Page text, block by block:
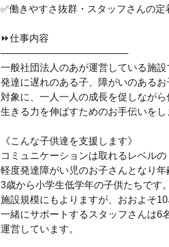
✅働きやすさ抜群・スタッフさんの定
⏩仕事内容
───────────────────
一般社団法人のあが運営している施設
発達に遅れのある子、障がいのあるお
対象に、一人一人の成長を促しながら
生きる力を伸ばすためのお手伝いをし
《こんな子供達を支援します》
コミュニケーションは取れるレベルの
軽度発達障がい児のお子さんとなり年
3歳から小学生低学年の子供たちです。
施設規模にもよりますが、おおよそ10
一緒にサポートするスタッフさんは6
運営しています。